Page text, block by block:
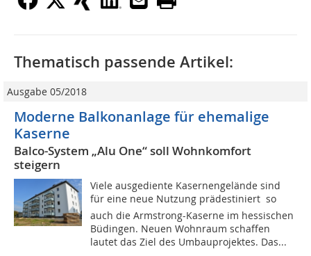
Thematisch passende Artikel:
Ausgabe 05/2018
Moderne Balkonanlage für ehemalige
Kaserne
Balco-System „Alu One“ soll Wohnkomfort
steigern
Viele ausgediente Kasernengelände sind
für eine neue Nutzung prädestiniert  so
auch die Armstrong-Kaserne im hessischen
Büdingen. Neuen Wohnraum schaffen
lautet das Ziel des Umbauprojektes. Das...